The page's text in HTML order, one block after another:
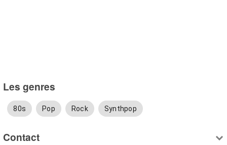
Les genres
80s Pop Rock Synthpop
Contact